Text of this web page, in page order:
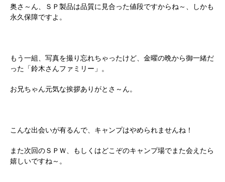
奥さ～ん、ＳＰ製品は品質に見合った値段ですからね～、しかも
永久保障ですよ。
もう一組、写真を撮り忘れちゃったけど、金曜の晩から御一緒だ
った「鈴木さんファミリー」。
お兄ちゃん元気な挨拶ありがとさ～ん。
こんな出会いが有るんで、キャンプはやめられませんね！
また次回のＳＰＷ、もしくはどこぞのキャンプ場でまた会えたら
嬉しいですね～。